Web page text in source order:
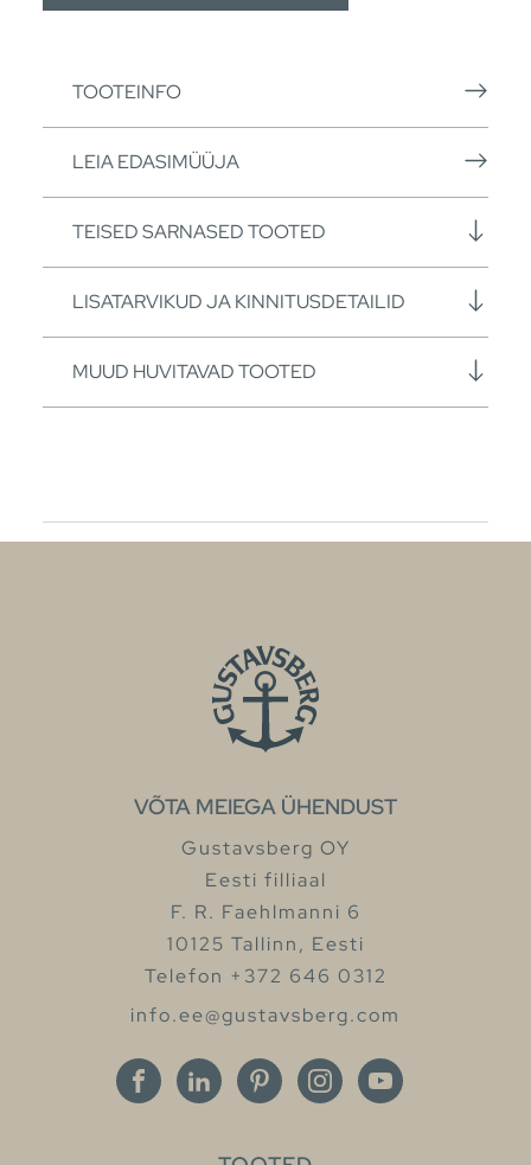
TOOTEINFO
LEIA EDASIMÜÜJA
TEISED SARNASED TOOTED
LISATARVIKUD JA KINNITUSDETAILID
MUUD HUVITAVAD TOOTED
VÕTA MEIEGA ÜHENDUST
Gustavsberg OY
Eesti filliaal
F. R. Faehlmanni 6
10125 Tallinn, Eesti
Telefon +372 646 0312
info.ee@gustavsberg.com